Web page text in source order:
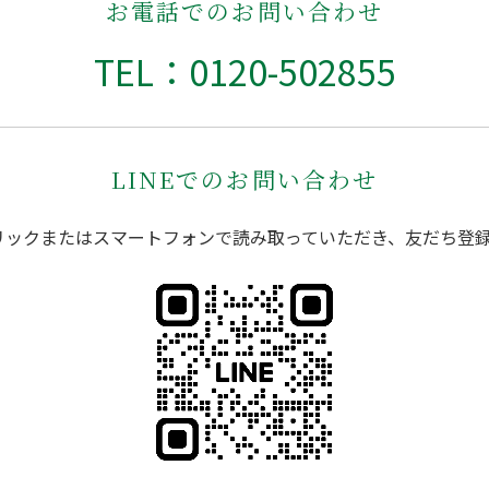
お電話でのお問い合わせ
TEL：0120-502855
LINEでのお問い合わせ
クまたはスマートフォンで読み取っていただき、友だち登